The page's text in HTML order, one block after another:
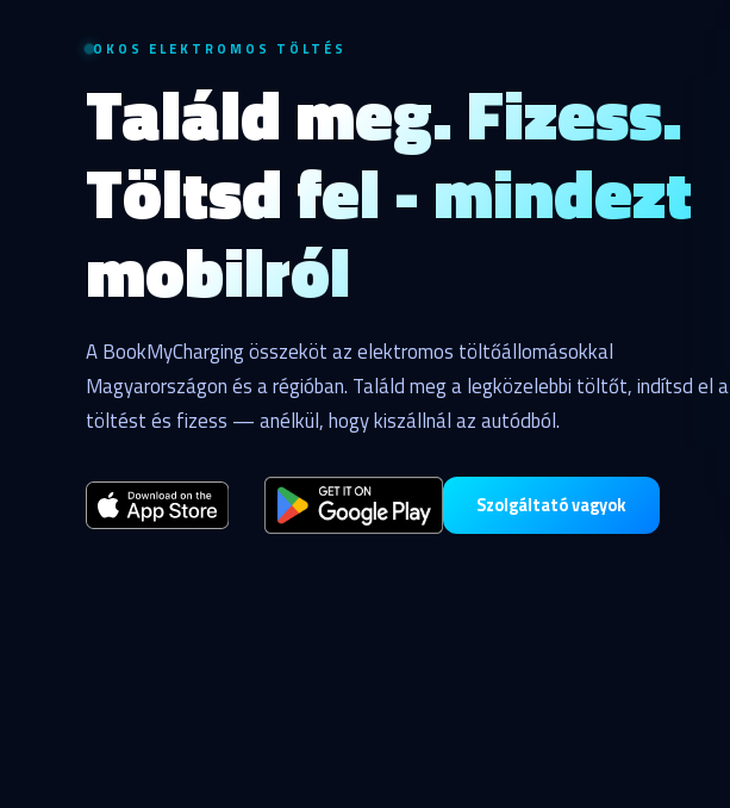
OKOS ELEKTROMOS TÖLTÉS
Találd meg. Fizess.
Töltsd fel - mindezt
mobilról
A BookMyCharging összeköt az elektromos töltőállomásokkal
Magyarországon és a régióban. Találd meg a legközelebbi töltőt, indítsd el a
töltést és fizess — anélkül, hogy kiszállnál az autódból.
Szolgáltató vagyok